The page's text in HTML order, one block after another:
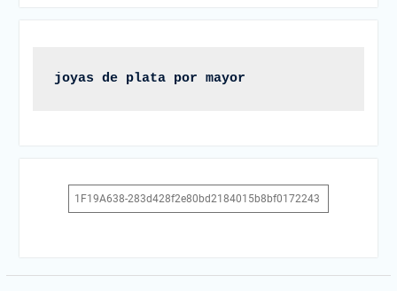
joyas de plata por mayor
1F19A638-283d428f2e80bd2184015b8bf0172243